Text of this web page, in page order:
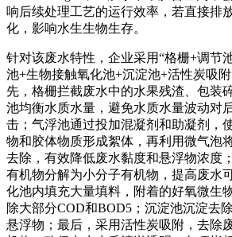
响后续处理工艺的运行效率，若直接排
化，影响水生生物生存。
针对该废水特性，企业采用“格栅+调节
池+生物接触氧化池+沉淀池+活性炭吸
先，格栅拦截废水中的水果残渣、包装
池均衡水质水量，避免水质水量波动对
击；气浮池通过投加混凝剂和助凝剂，
物和胶体物质形成絮体，再利用微气泡
去除，有效降低废水黏度和悬浮物浓度
有机物分解为小分子有机物，提高废水
化池内填充大量填料，附着的好氧微生
除大部分COD和BOD5；沉淀池沉淀去
悬浮物；最后，采用活性炭吸附，去除